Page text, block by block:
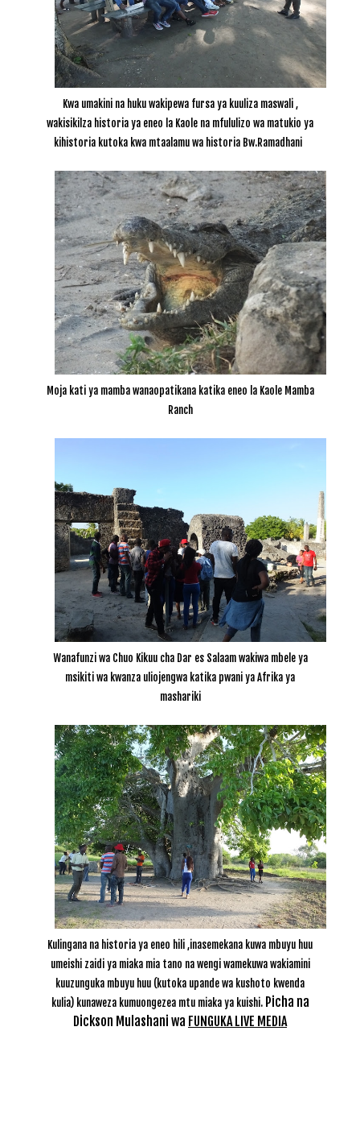
Kwa umakini na huku wakipewa fursa ya kuuliza maswali ,
wakisikilza historia ya eneo la Kaole na mfululizo wa matukio ya
kihistoria kutoka kwa mtaalamu wa historia Bw.Ramadhani
Moja kati ya mamba wanaopatikana katika eneo la Kaole Mamba
Ranch
Wanafunzi wa Chuo Kikuu cha Dar es Salaam wakiwa mbele ya
msikiti wa kwanza uliojengwa katika pwani ya Afrika ya
mashariki
Kulingana na historia ya eneo hili ,inasemekana kuwa mbuyu huu
umeishi zaidi ya miaka mia tano na wengi wamekuwa wakiamini
kuuzunguka mbuyu huu (kutoka upande wa kushoto kwenda
kulia) kunaweza kumuongezea mtu miaka ya kuishi. Picha na
Dickson Mulashani wa FUNGUKA LIVE MEDIA